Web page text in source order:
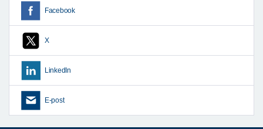
Facebook
X
LinkedIn
E-post